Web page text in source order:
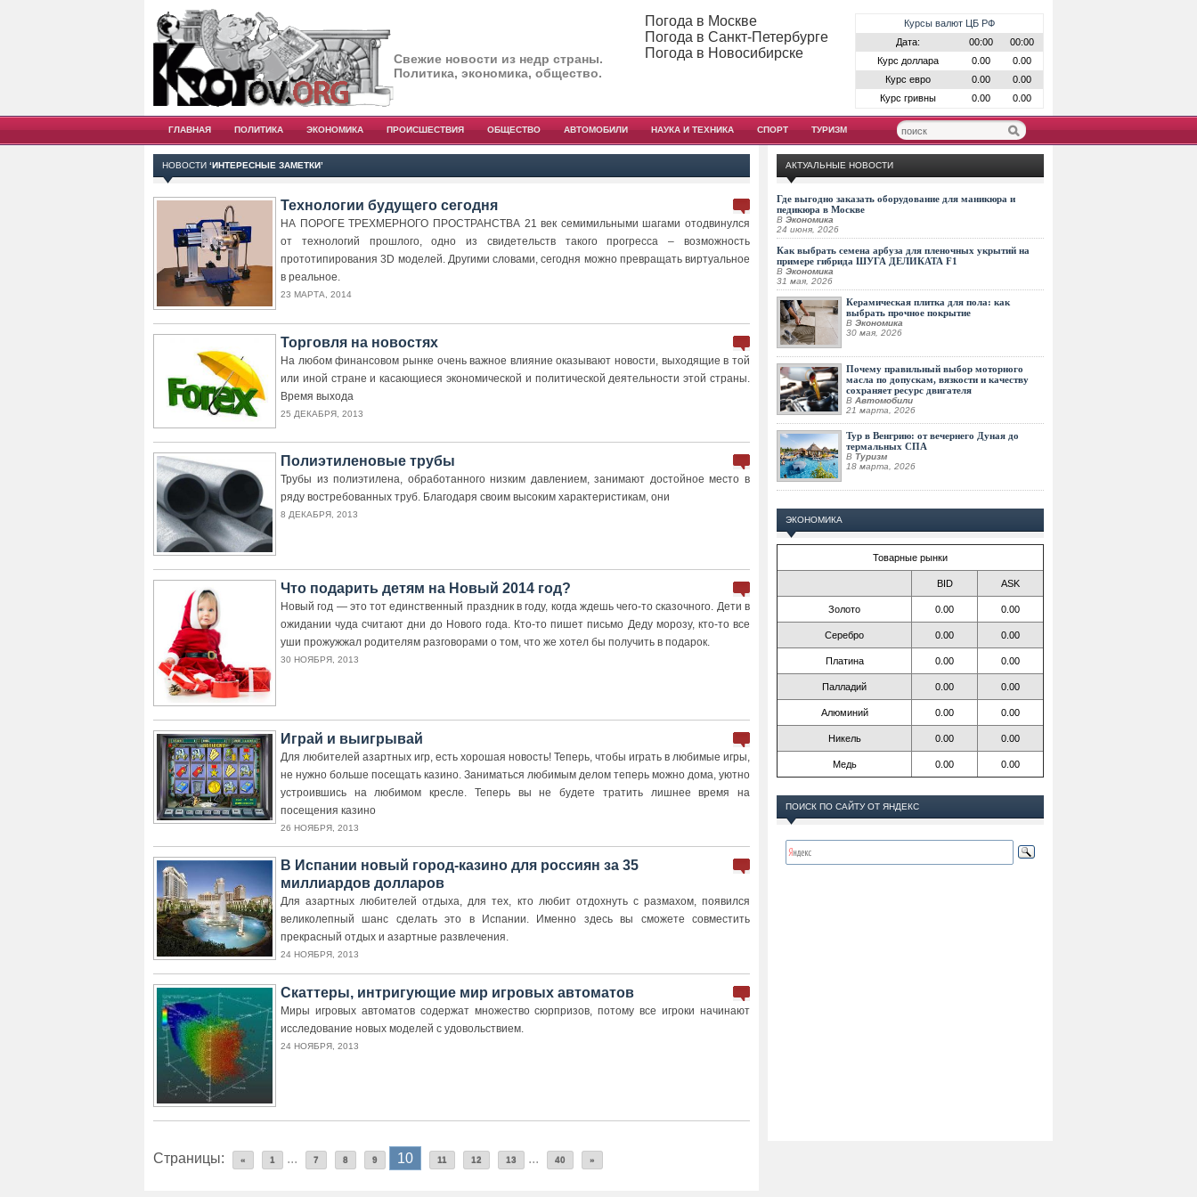
Свежие новости из недр страны.
Политика, экономика, общество.
Курсы валют ЦБ РФ
Дата:
00:00
00:00
Курс доллара
0.00
0.00
Курс евро
0.00
0.00
Курс гривны
0.00 0.00
Погода в Москве
Погода в Санкт-Петербурге
Погода в Новосибирске
ГЛАВНАЯ ПОЛИТИКА ЭКОНОМИКА ПРОИСШЕСТВИЯ ОБЩЕСТВО АВТОМОБИЛИ НАУКА И ТЕХНИКА СПОРТ ТУРИЗМ
НОВОСТИ ‘ИНТЕРЕСНЫЕ ЗАМЕТКИ’
Технологии будущего сегодня
НА ПОРОГЕ ТРЕХМЕРНОГО ПРОСТРАНСТВА 21 век семимильными шагами отодвинулся
от технологий прошлого, одно из свидетельств такого прогресса – возможность
прототипирования 3D моделей. Другими словами, сегодня можно превращать виртуальное
в реальное.
23 МАРТА, 2014
Торговля на новостях
На любом финансовом рынке очень важное влияние оказывают новости, выходящие в той
или иной стране и касающиеся экономической и политической деятельности этой страны.
Время выхода
25 ДЕКАБРЯ, 2013
Полиэтиленовые трубы
Трубы из полиэтилена, обработанного низким давлением, занимают достойное место в
ряду востребованных труб. Благодаря своим высоким характеристикам, они
8 ДЕКАБРЯ, 2013
Что подарить детям на Новый 2014 год?
Новый год — это тот единственный праздник в году, когда ждешь чего-то сказочного. Дети в
ожидании чуда считают дни до Нового года. Кто-то пишет письмо Деду морозу, кто-то все
уши прожужжал родителям разговорами о том, что же хотел бы получить в подарок.
30 НОЯБРЯ, 2013
Играй и выигрывай
Для любителей азартных игр, есть хорошая новость! Теперь, чтобы играть в любимые игры,
не нужно больше посещать казино. Заниматься любимым делом теперь можно дома, уютно
устроившись на любимом кресле. Теперь вы не будете тратить лишнее время на
посещения казино
26 НОЯБРЯ, 2013
В Испании новый город-казино для россиян за 35
миллиардов долларов
Для азартных любителей отдыха, для тех, кто любит отдохнуть с размахом, появился
великолепный шанс сделать это в Испании. Именно здесь вы сможете совместить
прекрасный отдых и азартные развлечения.
24 НОЯБРЯ, 2013
Скаттеры, интригующие мир игровых автоматов
Миры игровых автоматов содержат множество сюрпризов, потому все игроки начинают
исследование новых моделей с удовольствием.
24 НОЯБРЯ, 2013
Страницы: « 1 ... 7 8 9 10 11 12 13 ... 40 »
АКТУАЛЬНЫЕ НОВОСТИ
Где выгодно заказать оборудование для маникюра и
педикюра в Москве
В Экономика
24 июня, 2026
Как выбрать семена арбуза для пленочных укрытий на
примере гибрида ШУГА ДЕЛИКАТА F1
В Экономика
31 мая, 2026
Керамическая плитка для пола: как
выбрать прочное покрытие
В Экономика
30 мая, 2026
Почему правильный выбор моторного
масла по допускам, вязкости и качеству
сохраняет ресурс двигателя
В Автомобили
21 марта, 2026
Тур в Венгрию: от вечернего Дуная до
термальных СПА
В Туризм
18 марта, 2026
ЭКОНОМИКА
Товарные рынки
BID ASK
Золото 0.00 0.00
Серебро 0.00 0.00
Платина 0.00 0.00
Палладий 0.00 0.00
Алюминий 0.00 0.00
Никель 0.00 0.00
Медь 0.00 0.00
ПОИСК ПО САЙТУ ОТ ЯНДЕКС